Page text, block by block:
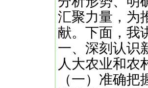
汇聚力量，为
献。下面，我
一、深刻认识
人大农业和农
（一）准确把